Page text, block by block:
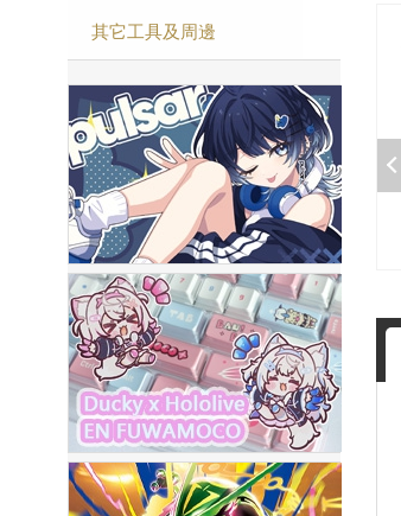
其它工具及周邊
加購-夢境軸/5腳/段落/58g/無潤/10
入 000377000013*10
$50
- +